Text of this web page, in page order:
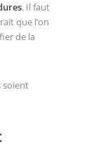
. Il faut
que l’on
de la